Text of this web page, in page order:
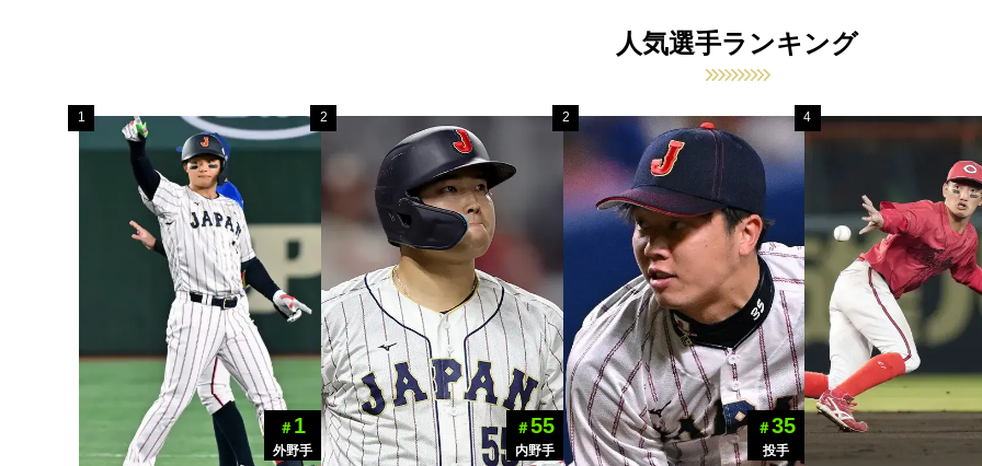
人気選手ランキング
1
＃1
外野手
2
＃55
内野手
2
＃35
投手
4